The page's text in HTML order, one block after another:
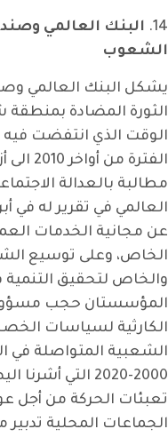
14. البنك العالمي
الشعوب
يشكل البنك العالمي
الثورة المضادة
الوقت الذي انتفضت
مطالبة بالعدالة
عن مجانية الخدمات
الخاص، وعلى توسيع
والخاص لتحقيق التنمية
المؤسستان حجب
الكارثية لسياسات
الشعبية المتواصلة في
2000-2020 التي
تعبئات الحركة من أجل
الجماعات المحلية